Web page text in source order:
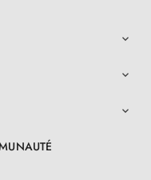


